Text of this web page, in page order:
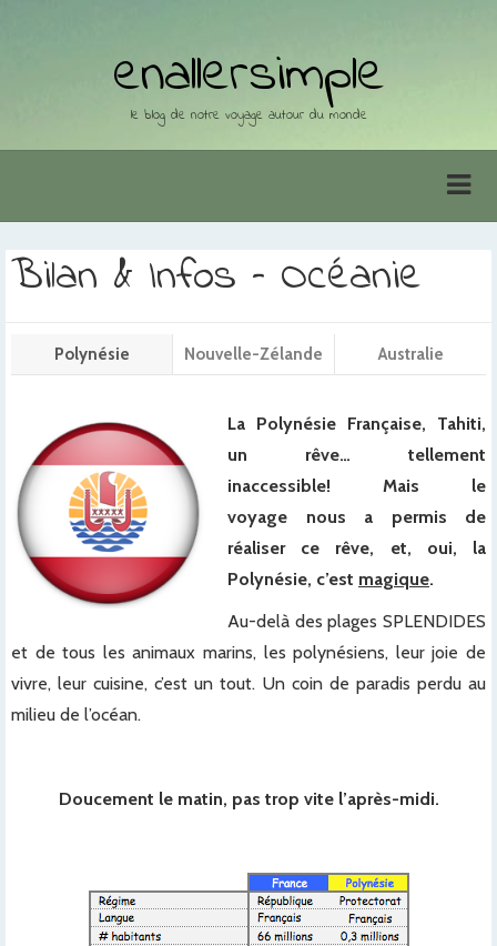
enallersimple
le blog de notre voyage autour du monde
Bilan & Infos – Océanie
Polynésie Nouvelle-Zélande Australie
La Polynésie Française, Tahiti,
un rêve… tellement
inaccessible! Mais le
voyage nous a permis de
réaliser ce rêve, et, oui, la
Polynésie, c’est magique.
Au-delà des plages SPLENDIDES
et de tous les animaux marins, les polynésiens, leur joie de
vivre, leur cuisine, c’est un tout. Un coin de paradis perdu au
milieu de l’océan.
Doucement le matin, pas trop vite l’après-midi.